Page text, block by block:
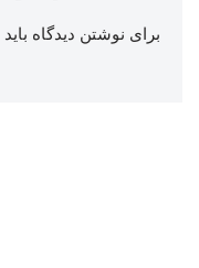
برای نوشتن دیدگاه باید